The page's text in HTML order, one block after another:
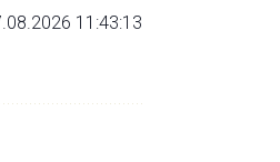
11:43:13